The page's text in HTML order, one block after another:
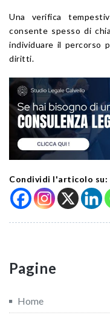
Una verifica
consente spesso di
individuare il percorso
diritti.
Condividi l'articolo su:
Pagine
Home